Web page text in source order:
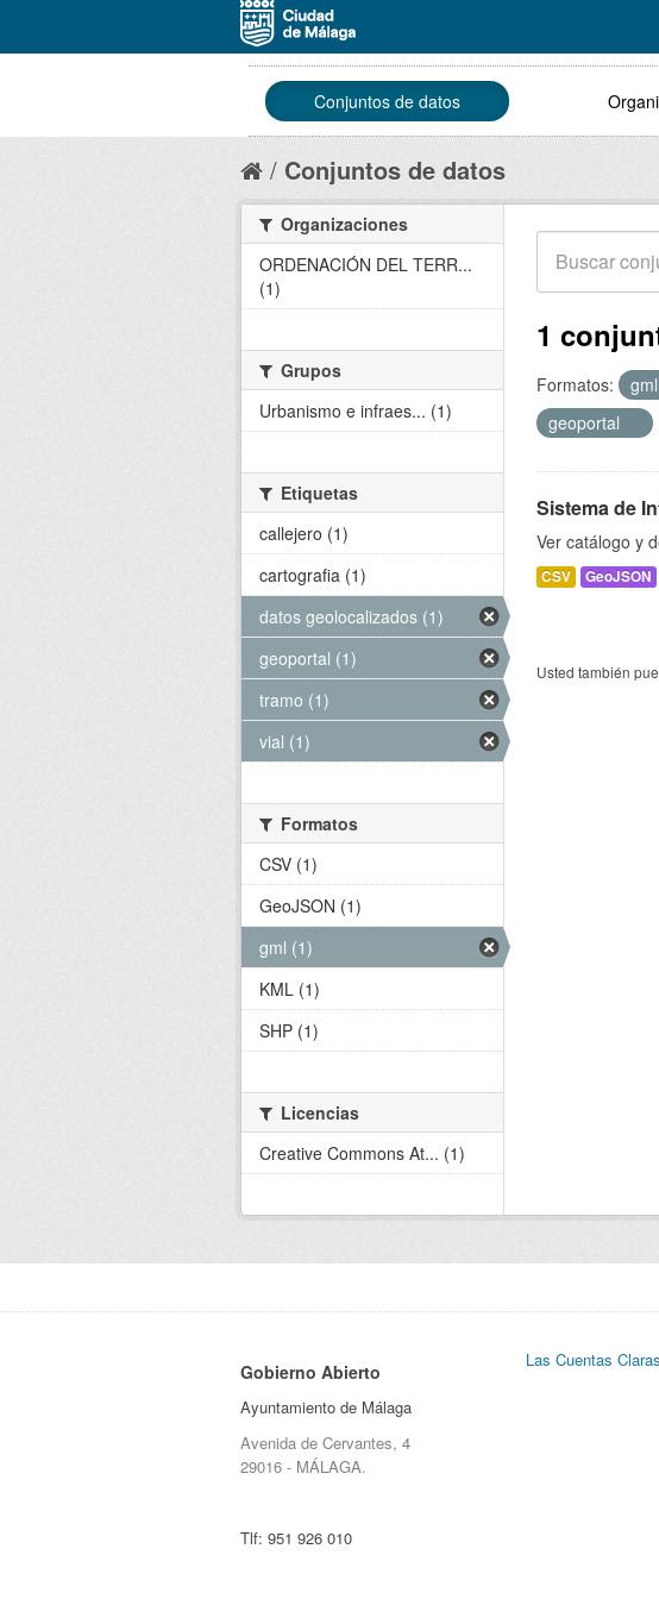
Conjuntos de datos
Conjuntos de datos
1
Formatos: gml
geoportal
Sistema de
Ver catálogo y
CSV GeoJSON
Usted también
Organizaciones
ORDENACIÓN DEL TERR...
(1)
Grupos
Urbanismo e infraes... (1)
Etiquetas
callejero (1)
cartografia (1)
datos geolocalizados (1)
geoportal (1)
tramo (1)
vial (1)
Formatos
CSV (1)
GeoJSON (1)
gml (1)
KML (1)
SHP (1)
Licencias
Creative Commons At... (1)
Gobierno Abierto
Ayuntamiento de Málaga
Avenida de Cervantes, 4
29016 - MÁLAGA.
Tlf: 951 926 010
Las Cuentas Claras